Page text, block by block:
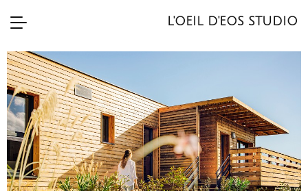
L'OEIL D'EOS STUDIO